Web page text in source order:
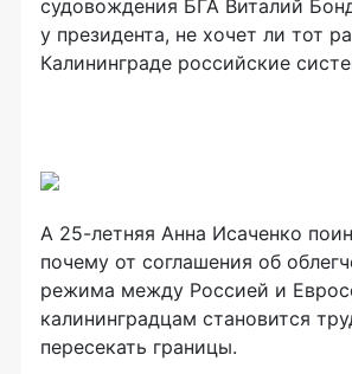
судовождения БГА Виталий
у президента, не хочет ли тот
Калининграде российские
А 25-летняя Анна Исаченко
почему от соглашения об
режима между Россией и
калининградцам становится
пересекать границы.